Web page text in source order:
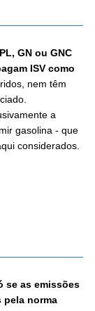
GN ou GNC
ISV como
nem têm
a
gasolina - que
considerados.
se as emissões
pela norma